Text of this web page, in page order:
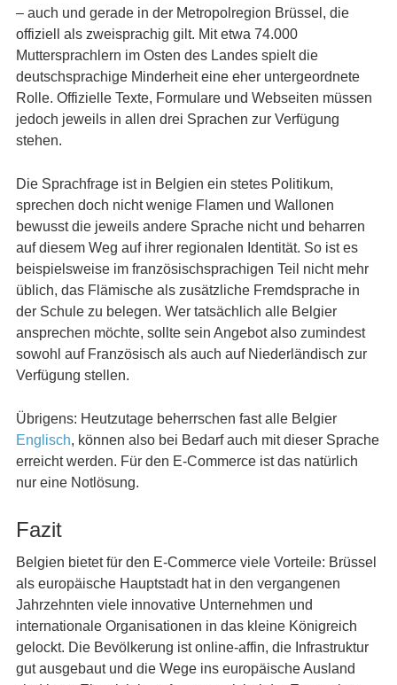
– auch und gerade in der Metropolregion Brüssel, die
offiziell als zweisprachig gilt. Mit etwa 74.000
Muttersprachlern im Osten des Landes spielt die
deutschsprachige Minderheit eine eher untergeordnete
Rolle. Offizielle Texte, Formulare und Webseiten müssen
jedoch jeweils in allen drei Sprachen zur Verfügung
stehen.
Die Sprachfrage ist in Belgien ein stetes Politikum,
sprechen doch nicht wenige Flamen und Wallonen
bewusst die jeweils andere Sprache nicht und beharren
auf diesem Weg auf ihrer regionalen Identität. So ist es
beispielsweise im französischsprachigen Teil nicht mehr
üblich, das Flämische als zusätzliche Fremdsprache in
der Schule zu belegen. Wer tatsächlich alle Belgier
ansprechen möchte, sollte sein Angebot also zumindest
sowohl auf Französisch als auch auf Niederländisch zur
Verfügung stellen.
Übrigens: Heutzutage beherrschen fast alle Belgier
Englisch, können also bei Bedarf auch mit dieser Sprache
erreicht werden. Für den E-Commerce ist das natürlich
nur eine Notlösung.
Fazit
Belgien bietet für den E-Commerce viele Vorteile: Brüssel
als europäische Hauptstadt hat in den vergangenen
Jahrzehnten viele innovative Unternehmen und
internationale Organisationen in das kleine Königreich
gelockt. Die Bevölkerung ist online-affin, die Infrastruktur
gut ausgebaut und die Wege ins europäische Ausland